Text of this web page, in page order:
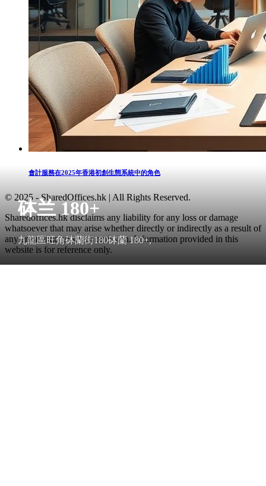
砵兰 180+
九龍區旺角砵蘭街180砵蘭 180+,
會計服務在2025年香港初創生態系統中的角色
© 2025 - SharedOffices.hk | All Rights Reserved.
Sharedoffices.hk disclaims any liability for any loss or damage
whatsoever that may arise whether directly or indirectly as a result of
any error, inaccuracy or omission. Information provided in this
website is for reference only.